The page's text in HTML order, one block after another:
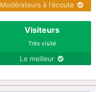
Modérateurs à l'écoute
Visiteurs
Très visité
Le meilleur